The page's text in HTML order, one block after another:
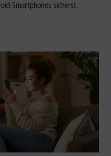
Smartphones sicherst.